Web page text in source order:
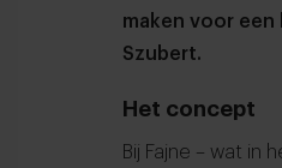
maken voor een
Szubert.
Het concept
Bij Fajne – wat in